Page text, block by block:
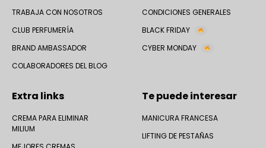
TRABAJA CON NOSOTROS
CLUB PERFUMERÍA
BRAND AMBASSADOR
COLABORADORES DEL BLOG
CONDICIONES GENERALES
BLACK FRIDAY
CYBER MONDAY
Extra links
CREMA PARA ELIMINAR
MILIUM
Te puede interesar
MANICURA FRANCESA
LIFTING DE PESTAÑAS